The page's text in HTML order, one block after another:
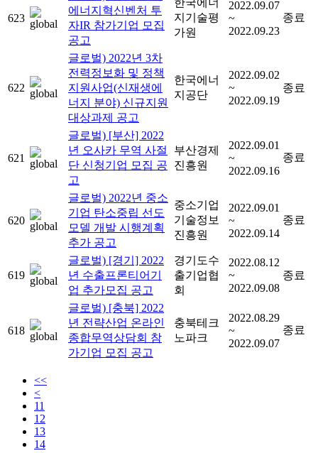
623
에너지혁신벤처 투
자IR 참가기업 모집
공고
한국에너
지기술평
가원
2022.09.07
~
2022.09.23
종료
622
글로벌) 2022년 3차
전력정보화 및 정책
지원사업(신재생에
너지 분야) 신규지원
대상과제 공고
한국에너
지공단
2022.09.02
~
2022.09.19
종료
621
글로벌) [부산] 2022
년 오사카 무역 사절
단 신청기업 모집 공
고
부산경제
진흥원
2022.09.01
~
2022.09.16
종료
620
글로벌) 2022년 중소
기업 탄소중립 선도
모델 개발 시행계획
추가 공고
중소기업
기술정보
진흥원
2022.09.01
~
2022.09.14
종료
619
글로벌) [경기] 2022
년 수출프론티어기
업 추가모집 공고
경기도수
출기업협
회
2022.08.12
~
2022.09.08
종료
618
글로벌) [충북] 2022
년 전략산업 온라인
종합무역상담회 참
가기업 모집 공고
충북테크
노파크
2022.08.29
~
2022.09.07
종료
<<
<
11
12
13
14